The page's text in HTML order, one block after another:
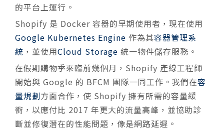
的平台上運行。
Shopify 是 Docker 容器的早期使用者，現在使用
Google Kubernetes Engine 作為其容器管理系
統 ，並使用Cloud Storage 統一物件儲存服務。
在假期購物季來臨前幾個月，Shopify 產線工程師
開始與 Google 的 BFCM 團隊一同工作。我們在容
量規劃方面合作，使 Shopify 擁有所需的容量緩
衝，以應付比 2017 年更大的流量高峰，並協助診
斷並修復潛在的性能問題，像是網路延遲。